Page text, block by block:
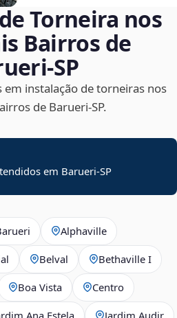
Torneira nos
Bairros de
em instalação de torneiras nos
de Barueri‑SP.
em Barueri-SP
Alphaville
Belval Bethaville I
Boa Vista Centro
Ana Estela Jardim Audir